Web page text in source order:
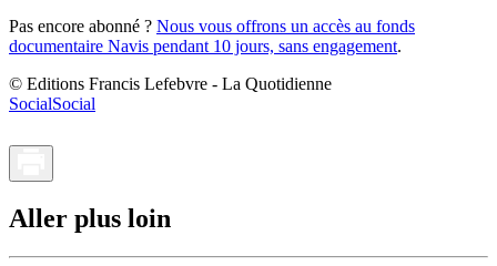
Pas encore abonné ? Nous vous offrons un accès au fonds
documentaire Navis pendant 10 jours, sans engagement.
© Editions Francis Lefebvre - La Quotidienne
SocialSocial
Aller plus loin